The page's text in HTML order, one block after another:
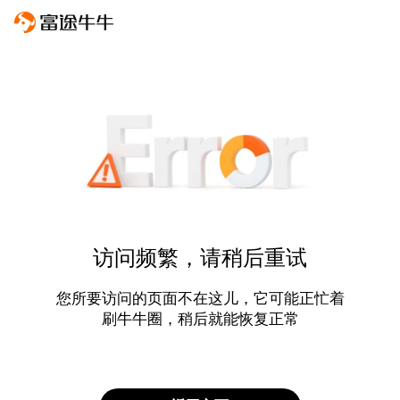
访问频繁，请稍后重试
您所要访问的页面不在这儿，它可能正忙着
刷牛牛圈，稍后就能恢复正常